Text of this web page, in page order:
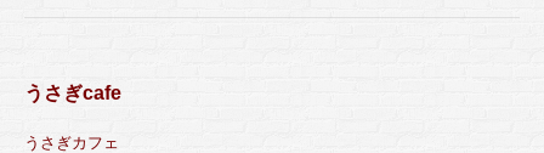
うさぎcafe
うさぎカフェ